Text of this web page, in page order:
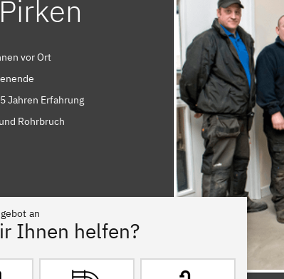
vor Ort
Jahren Erfahrung
Rohrbruch
an
Ihnen helfen?